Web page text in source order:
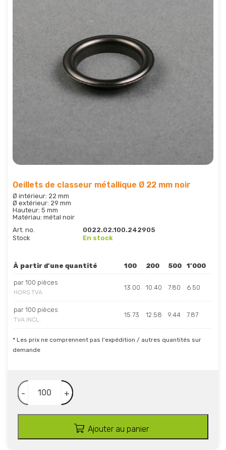
Oeillets de classeur métallique Ø 22 mm noir
Ø intérieur: 22 mm
Ø extérieur: 29 mm
Hauteur: 5 mm
Matériau: métal noir
Art. no.
0022.02.100.242905
Stock
En stock
À partir d’une quantité 100 200 500 1’000
par 100 pièces
HORS TVA
13.00 10.40 7.80 6.50
par 100 pièces
TVA INCL.
15.73 12.58 9.44 7.87
* Les prix ne comprennent pas l'expédition / autres quantités sur
demande
- +
Ajouter au panier